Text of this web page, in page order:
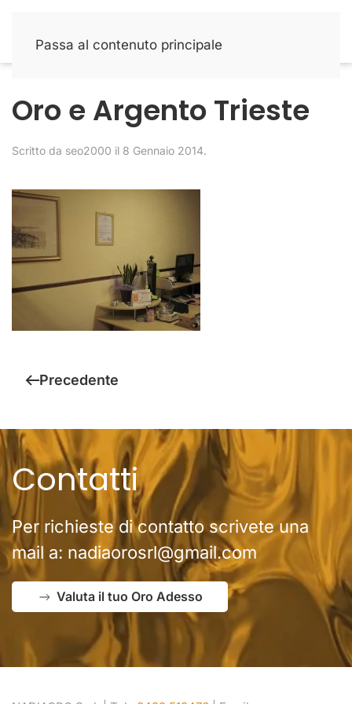
Passa al contenuto principale
Oro e Argento Trieste
Scritto da seo2000 il 8 Gennaio 2014.
Precedente
Contatti
Per richieste di contatto scrivete una
mail a: nadiaorosrl@gmail.com
Valuta il tuo Oro Adesso